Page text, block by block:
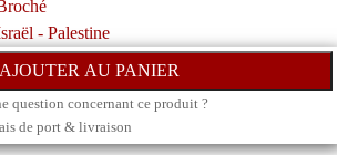
- Palestine
question concernant ce produit ?
de port & livraison